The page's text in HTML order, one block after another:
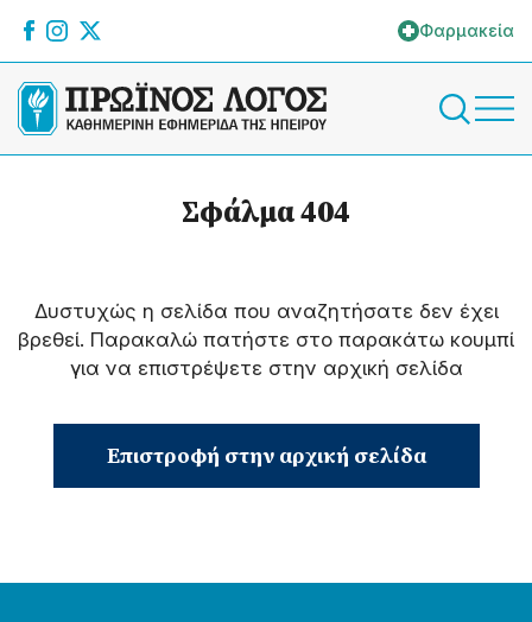
Φαρμακεία
Σφάλμα 404
Δυστυχώς η σελίδα που αναζητήσατε δεν έχει
βρεθεί. Παρακαλώ πατήστε στο παρακάτω κουμπί
για να επιστρέψετε στην αρχική σελίδα
Επιστροφή στην αρχική σελίδα